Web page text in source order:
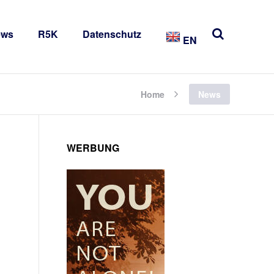
R5K Datenschutz EN
Home News
WERBUNG